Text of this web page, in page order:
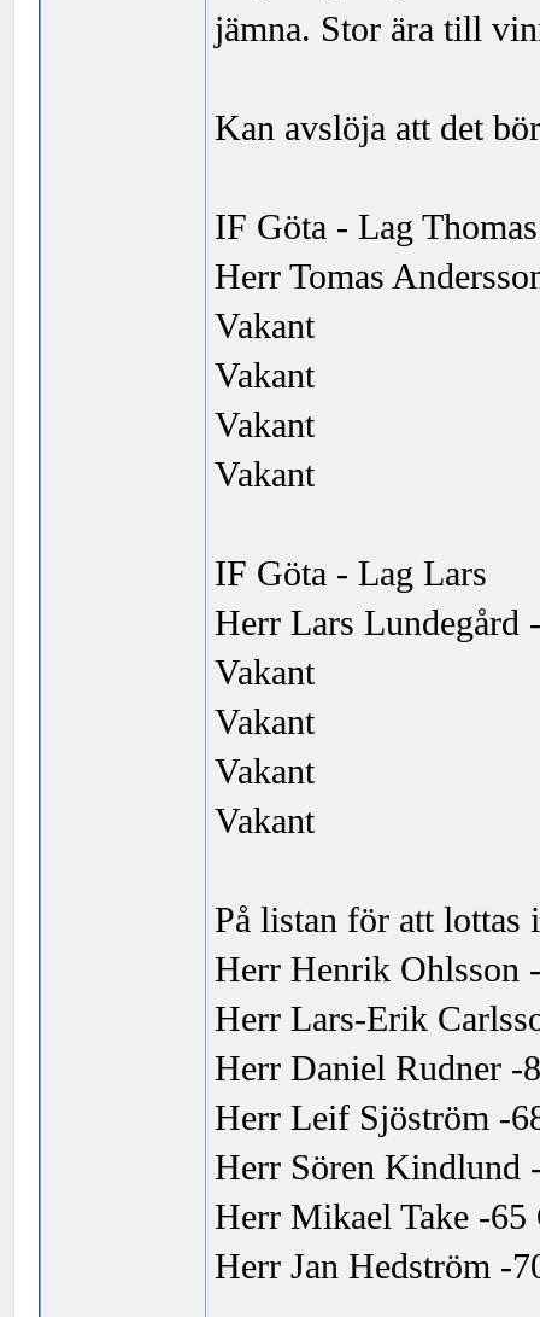
jämna. Stor ära till
Kan avslöja att det
IF Göta - Lag Thomas
Herr Tomas
Vakant
Vakant
Vakant
Vakant
IF Göta - Lag Lars
Herr Lars Lundegård
Vakant
Vakant
Vakant
Vakant
På listan för att lottas
Herr Henrik Ohlsson
Herr Lars-Erik
Herr Daniel Rudner -
Herr Leif Sjöström -
Herr Sören Kindlund
Herr Mikael Take -65
Herr Jan Hedström -